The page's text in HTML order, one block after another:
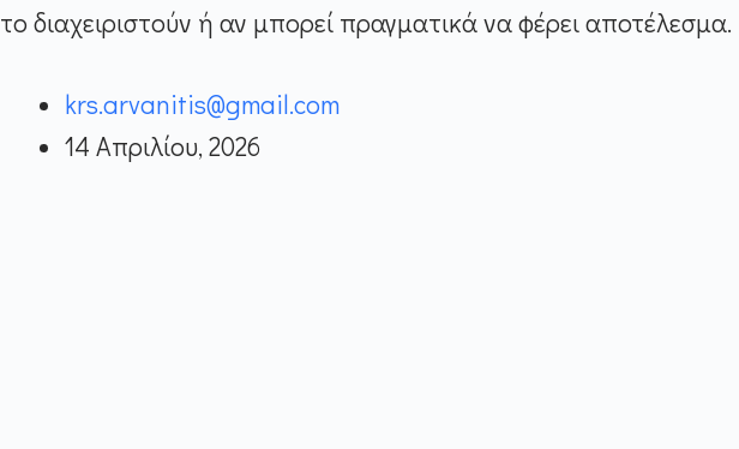
το διαχειριστούν ή αν μπορεί πραγματικά να φέρει αποτέλεσμα.
krs.arvanitis@gmail.com
14 Απριλίου, 2026